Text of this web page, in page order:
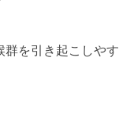
を引き起こしや